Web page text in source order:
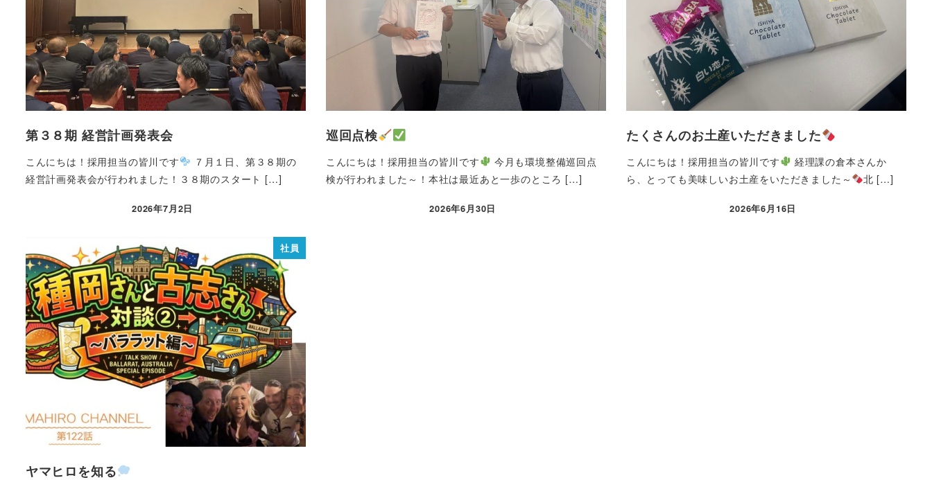
第３８期 経営計画発表会
こんにちは！採用担当の皆川です
７月１日、第３８期の
経営計画発表会が行われました！３８期のスタート […]
2026年7月2日
巡回点検
こんにちは！採用担当の皆川です
今月も環境整備巡回点
検が行われました～！本社は最近あと一歩のところ […]
2026年6月30日
たくさんのお土産いただきました
こんにちは！採用担当の皆川です
経理課の倉本さんか
ら、とっても美味しいお土産をいただきました～
北 […]
2026年6月16日
社員
ヤマヒロを知る